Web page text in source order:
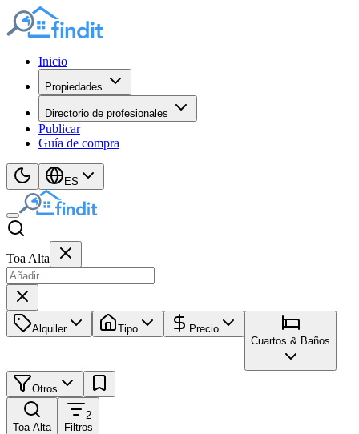
Inicio
Propiedades
Directorio de profesionales
Publicar
Guía de compra
ES
Toa Alta
Alquiler Tipo
Precio
Cuartos & Baños
Otros
Toa Alta
2
Filtros